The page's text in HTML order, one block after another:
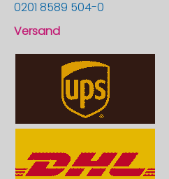
0201 8589 504-0
Versand